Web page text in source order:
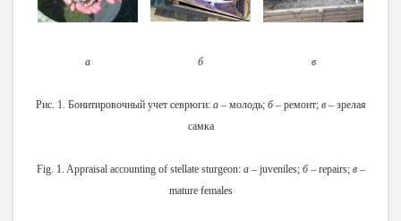
а б в
Рис. 1. Бонитировочный учет севрюги: а– молодь; б– ремонт; в– зрелая
самка
Fig. 1. Appraisal accounting of stellate sturgeon: a– juveniles; б– repairs; в–
mature females